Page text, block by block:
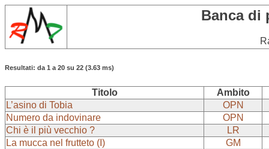
Banca di
Resultati: da 1 a 20 su 22 (3.63 ms)
Titolo
Ambito
L’asino di Tobia
OPN
Numero da indovinare
OPN
Chi è il più vecchio ?
LR
La mucca nel frutteto (I)
GM